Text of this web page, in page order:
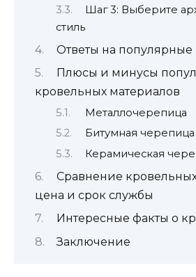
Шаг 3: Выберите
стиль
Ответы на популярные
Плюсы и минусы
кровельных материалов
Металлочерепица
Битумная черепица
Керамическая
Сравнение
цена и срок службы
Интересные факты о
Заключение